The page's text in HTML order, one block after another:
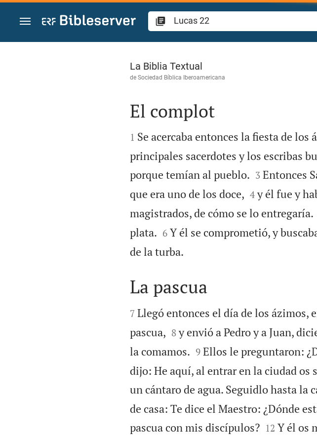
Ir a un contenido
Lucas 22
La Biblia Textual
de Sociedad Bíblica Iberoamericana

El complot

1 Se acercaba entonces la fiesta de los
principales sacerdotes y los escribas
porque temían al pueblo.
3 Entonces
que era uno de los doce,
4 y él fue y
magistrados, de cómo se lo entregaría.
plata.
6 Y él se comprometió, y
de la turba.

La pascua

7 Llegó entonces el día de los ázimos,
pascua, 

8 y envió a Pedro y a Juan,
la comamos.
9 Ellos le preguntaron:
dijo: He aquí, al entrar en la ciudad
un cántaro de agua. Seguidlo hasta la
de casa: Te dice el Maestro: ¿Dónde
pascua con mis discípulos?
12 Y él os